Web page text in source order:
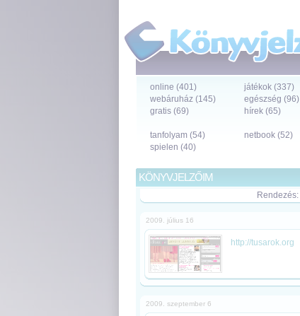
online (401) játékok (337)
webáruház (145)
egészség (96)
gratis (69)
hírek (65)
tanfolyam (54)
netbook (52)
spielen (40)
KÖNYVJELZŐIM
Rendezés:
2009. július 16
http://tusarok.org
2009. szeptember 6